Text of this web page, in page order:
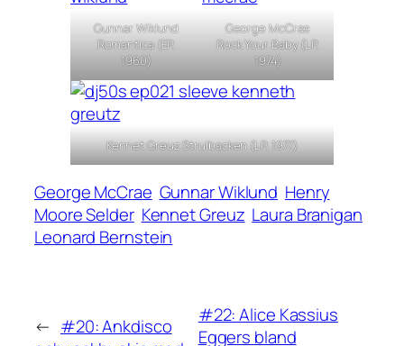
Gunnar Wiklund
Romantica (EP,
1960)
George McCrae
Rock Your Baby (LP,
1974)
Kennet Greuz Strulbacken (LP, 1977)
George McCrae Gunnar Wiklund Henry
Moore Selder Kennet Greuz Laura Branigan
Leonard Bernstein
← #20: Ankdisco
#22: Alice Kassius
Eggers bland